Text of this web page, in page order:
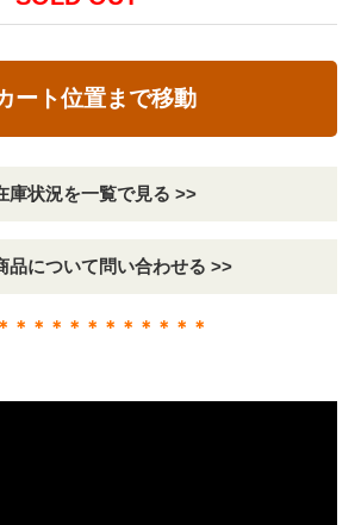
ート位置まで移動
庫状況を一覧で見る >>
品について問い合わせる >>
＊＊＊＊＊＊＊＊＊＊＊